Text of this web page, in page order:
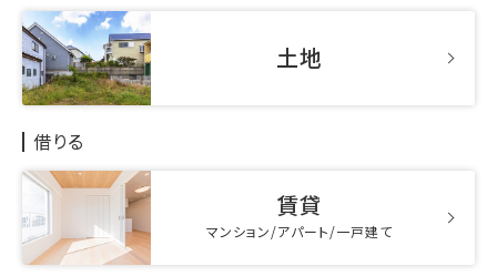
土地
借りる
賃貸
マンション/アパート/一戸建て